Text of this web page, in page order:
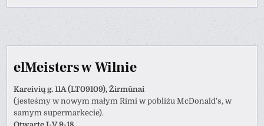
elMeisters w Wilnie
Kareivių g. 11A (LT09109), Žirmūnai
(jesteśmy w nowym małym Rimi w pobliżu McDonald's, w
samym supermarkecie).